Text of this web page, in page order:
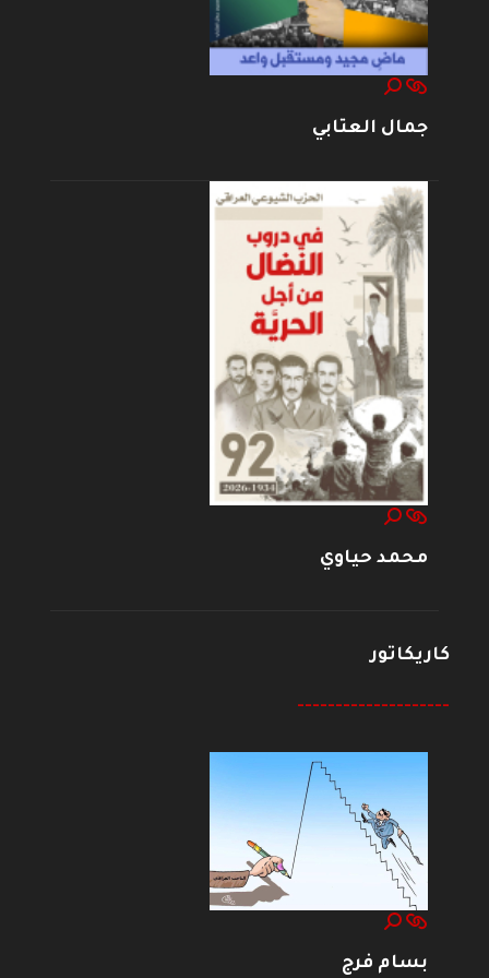
جمال العتابي
محمد حياوي
كاريكاتور
--------------------
بسام فرج